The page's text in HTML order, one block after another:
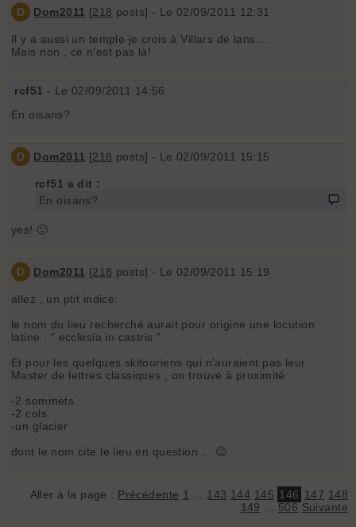
D Dom2011 [218 posts] - Le 02/09/2011 12:31
Il y a aussi un temple je crois à Villars de lans....
Mais non , ce n'est pas là!
rcf51 - Le 02/09/2011 14:56
En oisans?
D Dom2011 [218 posts] - Le 02/09/2011 15:15
rcf51 a dit :
En oisans?
yes! 🙂
D Dom2011 [218 posts] - Le 02/09/2011 15:19
allez , un ptit indice:
le nom du lieu recherché aurait pour origine une locution
latine : " ecclesia in castris "
Et pour les quelques skitouriens qui n'auraient pas leur
Master de lettres classiques , on trouve à proximité :
-2 sommets
-2 cols
-un glacier
dont le nom cite le lieu en question ... 😉
Aller à la page : Précédente 1 143 144 145 146 147 148
149
506 Suivante